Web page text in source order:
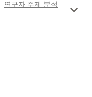
연구자 주제 분석